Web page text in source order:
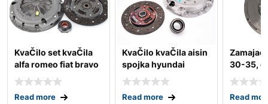
KvaČilo set kvaČila
alfa romeo fiat bravo
punto
Read more
KvaČilo kvaČila aisin
spojka hyundai
accent 1,5
Read more
Zamajac
30-35,
2.0d
Read